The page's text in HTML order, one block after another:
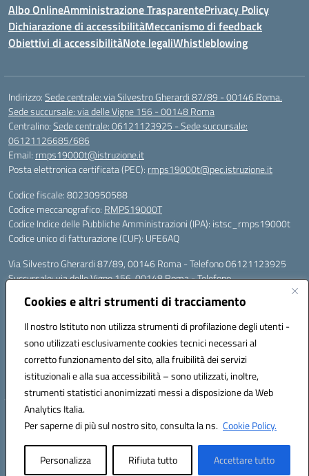
Cookies e altri strumenti di tracciamento
Il nostro Istituto non utilizza strumenti di profilazione degli utenti -
sono utilizzati esclusivamente cookies tecnici necessari al
corretto funzionamento del sito, alla fruibilità dei servizi
istituzionali e alla sua accessibilità – sono utilizzati, inoltre,
strumenti statistici anonimizzati messi a disposizione da Web
Analytics Italia.
Per saperne di più sul nostro sito, consulta la ns. Cookie Policy.
Personalizza Rifiuta tutto Accettare tutto
Albo OnlineAmministrazione TrasparentePrivacy Policy
Dichiarazione di accessibilitàMeccanismo di feedback
Obiettivi di accessibilitàNote legaliWhistleblowing
Indirizzo:Sede centrale: via Silvestro Gherardi 87/89 - 00146 Roma.
Sede succursale: via delle Vigne 156 - 00148 Roma
Centralino:Sede centrale: 06121123925 - Sede succursale:
06121126685/686
Email: rmps19000t@istruzione.it
Posta elettronica certificata (PEC): rmps19000t@pec.istruzione.it
Codice fiscale: 80230950588
Codice meccanografico: RMPS19000T
Codice Indice delle Pubbliche Amministrazioni (IPA): istsc_rmps19000t
Codice unico di fatturazione (CUF): UFE6AQ
Via Silvestro Gherardi 87/89, 00146 Roma - Telefono 06121123925
Succursale: via delle Vigne 156, 00148 Roma - Telefono
Mail: rmps19000t@istruzione.it - PEC: rmps19000t@pec.istruzione.it
Per contatti con il Dirigente Scolastico, utilizzare esclusivamente
Codice univoco ufficio: UFE6AQ
Codice meccanografico: RMPS19000T
Codice fiscale: 80230950588
Hosting & Powered by 3D Solution S.r.l.
Concept & Design by Designers Italia